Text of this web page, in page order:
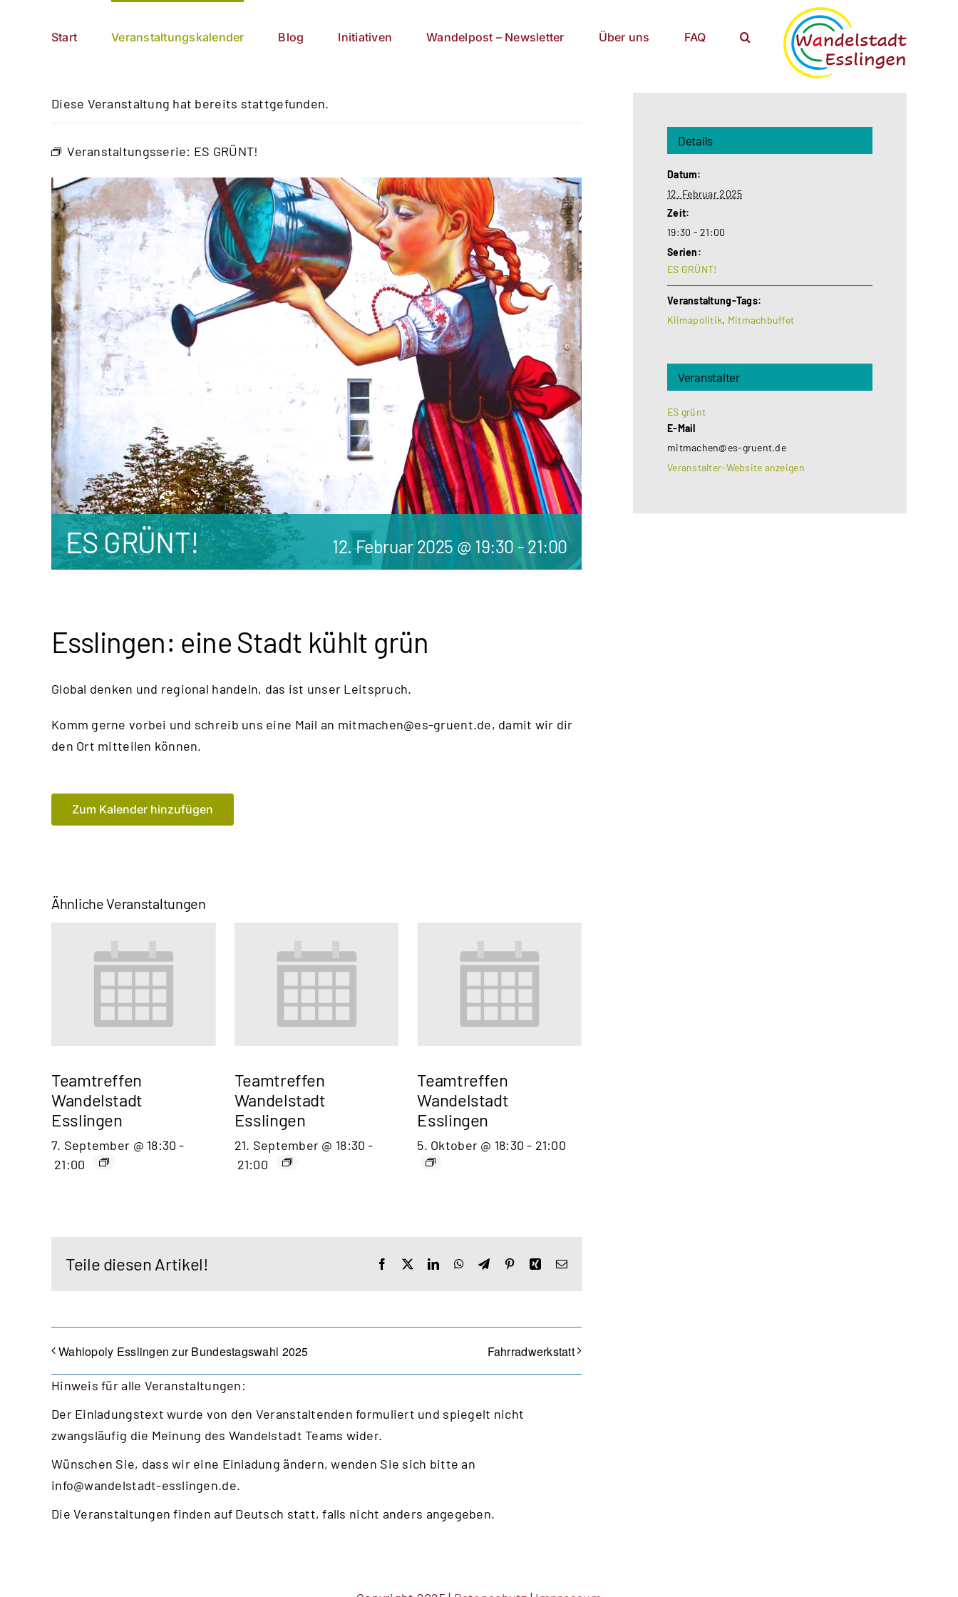
Start Veranstaltungskalender Blog Initiativen Wandelpost – Newsletter Über uns FAQ
Diese Veranstaltung hat bereits stattgefunden.
Veranstaltungsserie: ES GRÜNT!
ES GRÜNT! 12. Februar 2025 @ 19:30 -21:00
Esslingen: eine Stadt kühlt grün
Global denken und regional handeln, das ist unser Leitspruch.
Komm gerne vorbei und schreib uns eine Mail an mitmachen@es-gruent.de, damit wir dir
den Ort mitteilen können.
Zum Kalender hinzufügen
Ähnliche Veranstaltungen
Teamtreffen
Wandelstadt
Esslingen
7. September @ 18:30 -
21:00
Teamtreffen
Wandelstadt
Esslingen
21. September @ 18:30 -
21:00
Teamtreffen
Wandelstadt
Esslingen
5. Oktober @ 18:30 - 21:00
Teile diesen Artikel! Facebook LinkedInWhatsApp
TelegramPinterestXingE-
Wahlopoly Esslingen zur Bundestagswahl 2025 Fahrradwerkstatt
Hinweis für alle Veranstaltungen:
Der Einladungstext wurde von den Veranstaltenden formuliert und spiegelt nicht
zwangsläufig die Meinung des Wandelstadt Teams wider.
Wünschen Sie, dass wir eine Einladung ändern, wenden Sie sich bitte an
info@wandelstadt-esslingen.de.
Die Veranstaltungen finden auf Deutsch statt, falls nicht anders angegeben.
Details
Datum:
12. Februar 2025
Zeit:
19:30 - 21:00
Serien:
ES GRÜNT!
Veranstaltung-Tags:
Klimapolitik, Mitmachbuffet
Veranstalter
ES grünt
E-Mail
mitmachen@es-gruent.de
Veranstalter-Website anzeigen